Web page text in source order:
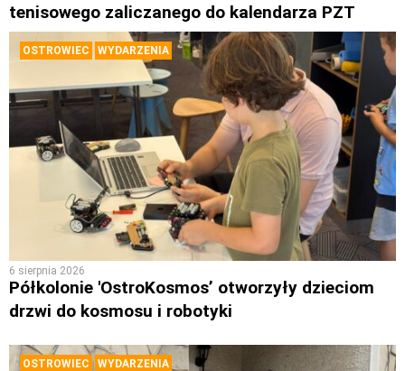
tenisowego zaliczanego do kalendarza PZT
OSTROWIEC WYDARZENIA
6 sierpnia 2026
Półkolonie 'OstroKosmos’ otworzyły dzieciom
drzwi do kosmosu i robotyki
OSTROWIEC WYDARZENIA